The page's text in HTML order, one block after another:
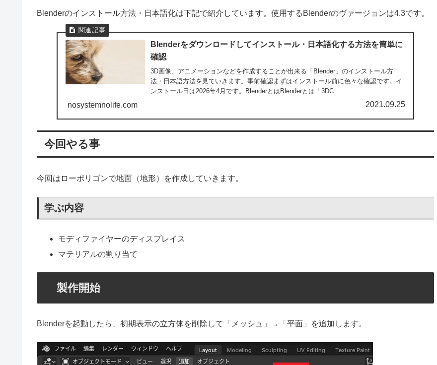
Blenderのインストール方法・日本語化は下記で紹介しています。使用するBlenderのヴァージョンは4.3です。
Blenderをダウンロードしてインストール・日本語化する方法を簡単に
確認
3D画像、アニメーションなどを作成することが出来る「Blender」のインストール方
法・日本語方法を見ていきます。事前確認まずはインストール前に色々な確認です。イ
ンストール日は2026年4月です。BlenderとはBlenderとは「3DC...
nosystemnolife.com 2021.09.25
今回やる事
今回はローポリゴンで地面（地形）を作成していきます。
学ぶ内容
モディファイヤーのディスプレイス
マテリアルの割り当て
製作開始
Blenderを起動したら、初期表示の立方体を削除して「メッシュ」→「平面」を追加します。